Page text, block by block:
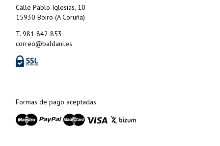
Calle Pablo Iglesias, 10
15930 Boiro (A Coruña)
T. 981 842 853
correo@baldani.es
Formas de pago aceptadas